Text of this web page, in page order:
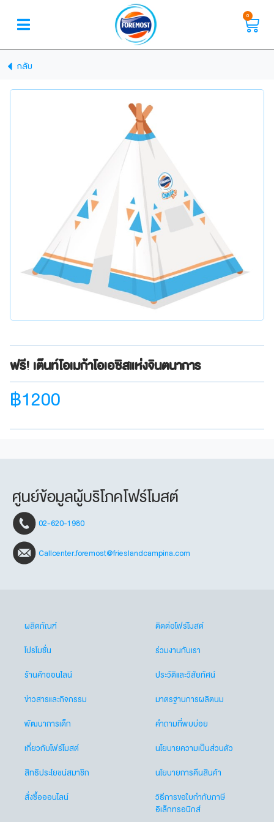
0
กลับ
ฟรี! เต๊นท์โอเมก้าโอเอซิสแห่งจินตนาการ
฿1200
ศูนย์ข้อมูลผู้บริโภคโฟร์โมสต์
02-620-1980
Callcenter.foremost@frieslandcampina.com
ผลิตภัณฑ์
โปรโมชั่น
ร้านค้าออนไลน์
ข่าวสารและกิจกรรม
พัฒนาการเด็ก
เกี่ยวกับโฟร์โมสต์
สิทธิประโยชน์สมาชิก
สั่งซื้อออนไลน์
ติดต่อโฟร์โมสต์
ร่วมงานกับเรา
ประวัติและวิสัยทัศน์
มาตรฐานการผลิตนม
คำถามที่พบบ่อย
นโยบายความเป็นส่วนตัว
นโยบายการคืนสินค้า
วิธีการขอใบกำกับภาษี
อิเล็กทรอนิกส์